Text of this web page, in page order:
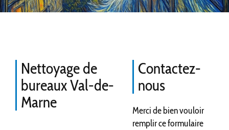
Nettoyage de
bureaux Val-de-
Marne
Contactez-
nous
Merci de bien vouloir
remplir ce formulaire